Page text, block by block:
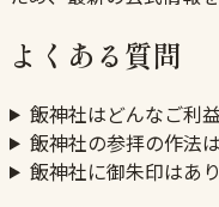
よくある質問
飯神社はどんなご利
飯神社の参拝の作法
飯神社に御朱印はあ